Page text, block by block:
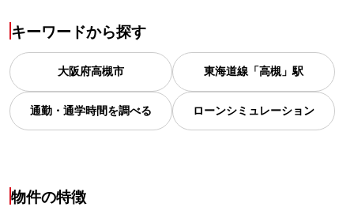
キーワードから探す
大阪府高槻市 東海道線「高槻」駅
通勤・通学時間を調べる ローンシミュレーション
物件の特徴